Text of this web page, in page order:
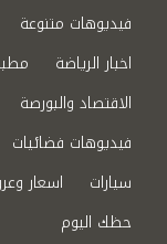
فيديوهات متنوعة
اخبار الرياضة
الاقتصاد والبورصة
فيديوهات فضائيات
سيارات
اسعار
حظك اليوم